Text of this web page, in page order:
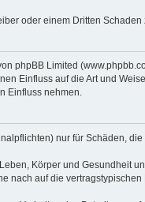
oder einem Dritten Schaden
phpBB Limited
Einfluss auf die Art und
Einfluss nehmen.
nur für Schäden,
Körper und Gesundheit
nach auf die